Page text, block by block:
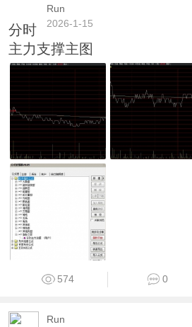
Run
2026-1-15
分时
主力支撑主图
574 0
Run